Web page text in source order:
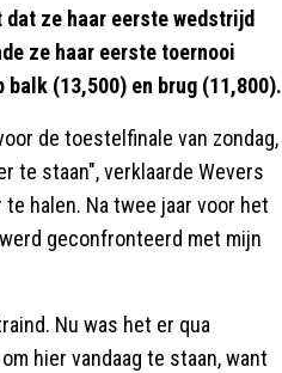
dat ze haar eerste wedstrijd
ze haar eerste toernooi
(13,500) en brug (11,800).
de toestelfinale van zondag,
te staan", verklaarde Wevers
halen. Na twee jaar voor het
geconfronteerd met mijn
Nu was het er qua
hier vandaag te staan, want